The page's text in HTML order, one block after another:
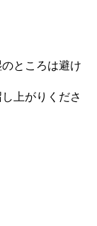
ところは避け
上がりくださ